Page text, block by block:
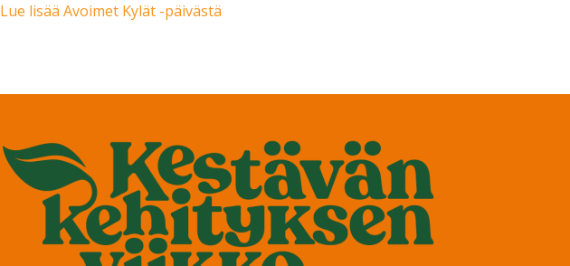
Lue lisää Avoimet Kylät -päivästä